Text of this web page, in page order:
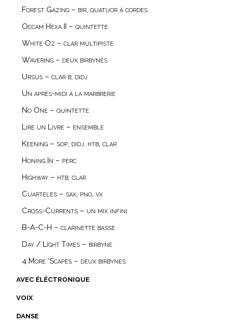
danse
voix
avec éléctronique
4 More ‘Scapes – deux birbynès
Day / Light Times – birbynė
B-A-C-H – clarinette basse
Cross-Currents – un mix infini
Cuarteles – sax, pno, vx
Highway – htb, clar
Honing In – perc
Keening – sop, didj, htb, clar
Lire un Livre – ensemble
No One – quintette
Un après-midi à la marbrerie
Ursus – clar b, didj
Wavering – deux birbynés
White Oz – clar multipiste
Occam Hexa II – quintette
Forest Gazing – bir, quatuor à cordes